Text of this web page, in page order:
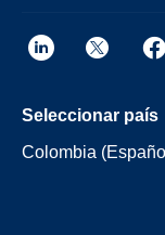
Seleccionar país
Colombia